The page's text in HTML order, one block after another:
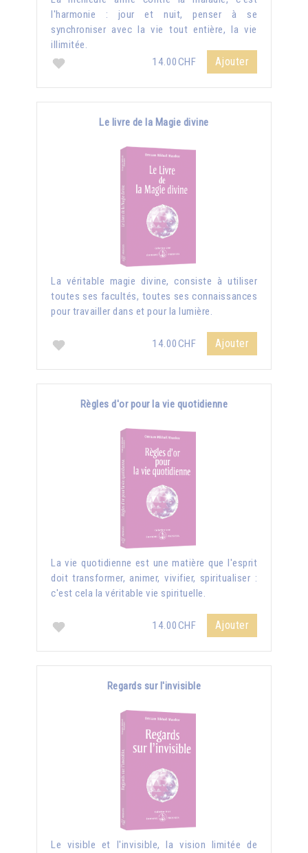
l'harmonie : jour et nuit, penser à se
synchroniser avec la vie tout entière, la vie
illimitée.
14.00CHF
Ajouter
Le livre de la Magie divine
La véritable magie divine, consiste à utiliser
toutes ses facultés, toutes ses connaissances
pour travailler dans et pour la lumière.
14.00CHF Ajouter
Règles d'or pour la vie quotidienne
La vie quotidienne est une matière que l'esprit
doit transformer, animer, vivifier, spiritualiser :
c'est cela la véritable vie spirituelle.
14.00CHF Ajouter
Regards sur l'invisible
Le visible et l'invisible, la vision limitée de